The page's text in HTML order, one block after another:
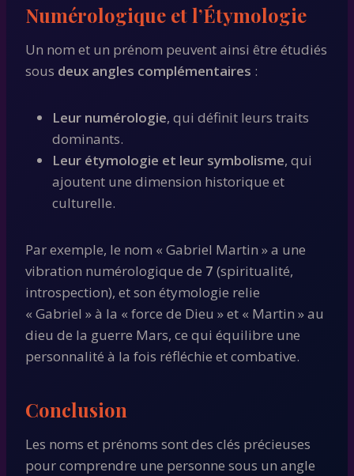
Numérologique et l’Étymologie
Un nom et un prénom peuvent ainsi être étudiés
sous deux angles complémentaires :
Leur numérologie, qui définit leurs traits
dominants.
Leur étymologie et leur symbolisme, qui
ajoutent une dimension historique et
culturelle.
Par exemple, le nom « Gabriel Martin » a une
vibration numérologique de 7 (spiritualité,
introspection), et son étymologie relie
« Gabriel » à la « force de Dieu » et « Martin » au
dieu de la guerre Mars, ce qui équilibre une
personnalité à la fois réfléchie et combative.
Conclusion
Les noms et prénoms sont des clés précieuses
pour comprendre une personne sous un angle